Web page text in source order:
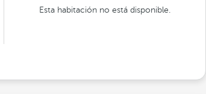
Esta habitación no está disponible.